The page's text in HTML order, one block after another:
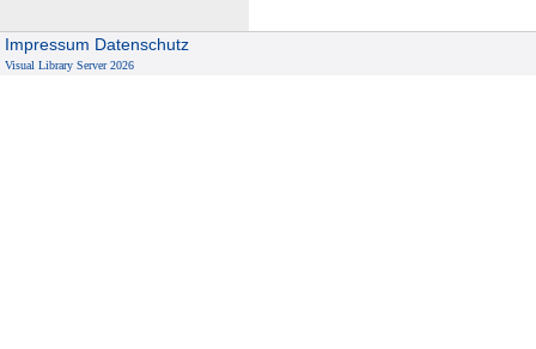
Impressum Datenschutz
Visual Library Server 2026